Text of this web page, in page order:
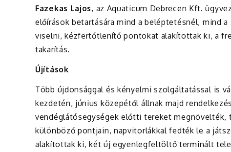
Fazekas Lajos, az Aquaticum Debrecen Kft.
előírások betartására mind a beléptetésnél, mind
viselni, kézfertőtlenítő pontokat alakítottak ki, a
takarítás.
Újítások
Több újdonsággal és kényelmi szolgáltatással is
kezdetén, június közepétől állnak majd
vendéglátósegységek előtti tereket
különböző pontjain, napvitorlákkal fedték le a
alakítottak ki, két új egyenlegfeltöltő terminált